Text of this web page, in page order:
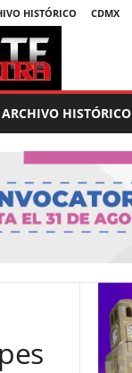
HISTÓRICO CDMX
ARCHIVO HISTÓRICO